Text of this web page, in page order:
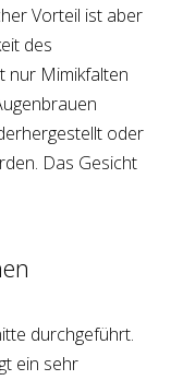
Vorteil ist aber
des
nur Mimikfalten
oder
Das Gesicht
durchgeführt.
ein sehr